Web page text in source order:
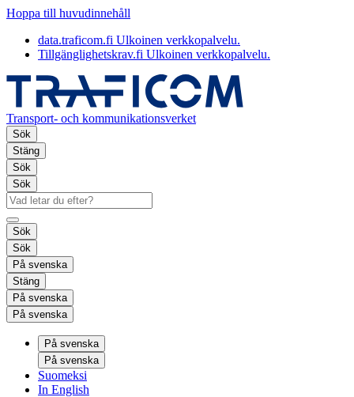
Hoppa till huvudinnehåll
data.traficom.fi Ulkoinen verkkopalvelu.
Tillgänglighetskrav.fi Ulkoinen verkkopalvelu.
Transport- och kommunikationsverket
Sök
Stäng
Sök
Sök
Sök
Sök
På svenska
Stäng
På svenska
På svenska
På svenska
På svenska
Suomeksi
In English